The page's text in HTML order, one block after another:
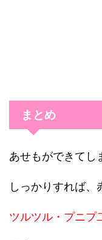
まとめ
あせもができてし
しっかりすれば、
ツルツル・プニプ